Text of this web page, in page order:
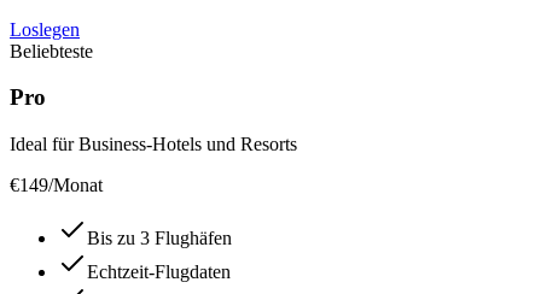
Loslegen
Beliebteste
Pro
Ideal für Business-Hotels und Resorts
€149/Monat
Bis zu 3 Flughäfen
Echtzeit-Flugdaten